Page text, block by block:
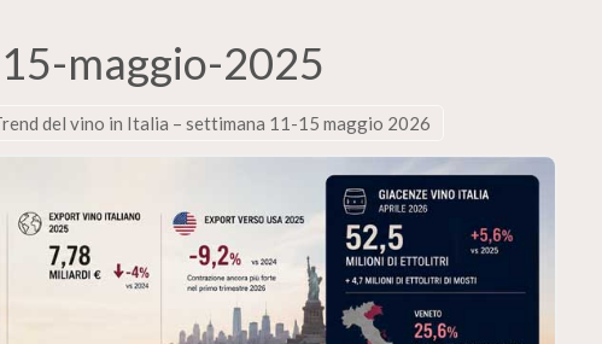
maggio-2025
del vino in Italia – settimana 11-15 maggio 2026